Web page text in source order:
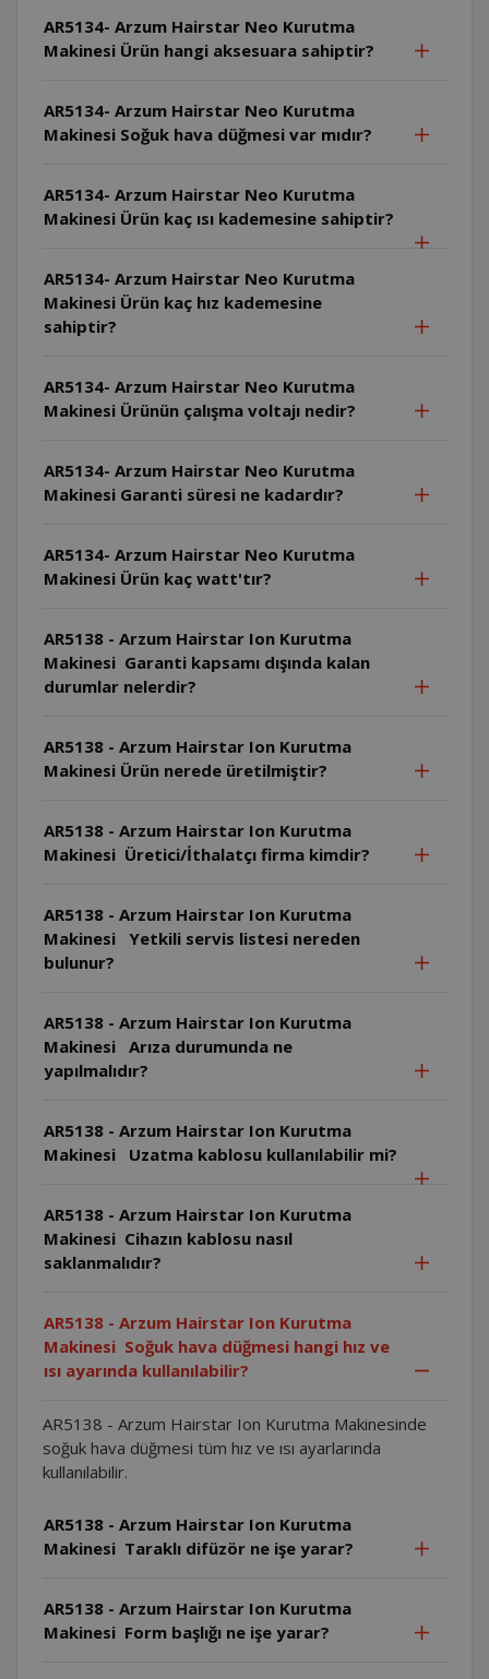
AR5134- Arzum Hairstar Neo Kurutma
Makinesi Ürün hangi aksesuara sahiptir?
AR5134- Arzum Hairstar Neo Kurutma
Makinesi Soğuk hava düğmesi var mıdır?
AR5134- Arzum Hairstar Neo Kurutma
Makinesi Ürün kaç ısı kademesine sahiptir?
AR5134- Arzum Hairstar Neo Kurutma
Makinesi Ürün kaç hız kademesine
sahiptir?
AR5134- Arzum Hairstar Neo Kurutma
Makinesi Ürünün çalışma voltajı nedir?
AR5134- Arzum Hairstar Neo Kurutma
Makinesi Garanti süresi ne kadardır?
AR5134- Arzum Hairstar Neo Kurutma
Makinesi Ürün kaç watt'tır?
AR5138 - Arzum Hairstar Ion Kurutma
Makinesi Garanti kapsamı dışında kalan
durumlar nelerdir?
AR5138 - Arzum Hairstar Ion Kurutma
Makinesi Ürün nerede üretilmiştir?
AR5138 - Arzum Hairstar Ion Kurutma
Makinesi Üretici/İthalatçı firma kimdir?
AR5138 - Arzum Hairstar Ion Kurutma
Makinesi Yetkili servis listesi nereden
bulunur?
AR5138 - Arzum Hairstar Ion Kurutma
Makinesi Arıza durumunda ne
yapılmalıdır?
AR5138 - Arzum Hairstar Ion Kurutma
Makinesi Uzatma kablosu kullanılabilir mi?
AR5138 - Arzum Hairstar Ion Kurutma
Makinesi Cihazın kablosu nasıl
saklanmalıdır?
AR5138 - Arzum Hairstar Ion Kurutma
Makinesi Soğuk hava düğmesi hangi hız ve
ısı ayarında kullanılabilir?
AR5138 - Arzum Hairstar Ion Kurutma Makinesinde
soğuk hava düğmesi tüm hız ve ısı ayarlarında
kullanılabilir.
AR5138 - Arzum Hairstar Ion Kurutma
Makinesi Taraklı difüzör ne işe yarar?
AR5138 - Arzum Hairstar Ion Kurutma
Makinesi Form başlığı ne işe yarar?